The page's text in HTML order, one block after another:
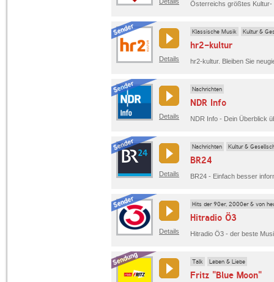
Details
Klassische Musik Kultur &
hr2-kultur
Details
Nachrichten
NDR Info
NDR Info - Dein Überblick
Details
Nachrichten Kultur &
BR24
Details
Hits der 90er, 2000er & von
Hitradio Ö3
Talk Leben & Liebe
Fritz "Blue Moon"